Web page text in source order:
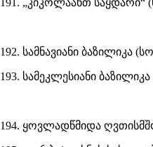
191. „კიკოლაანთ
192. სამნავიანი ბაზილიკა
193. სამეკლესიანი
194. ყოვლადწმიდა